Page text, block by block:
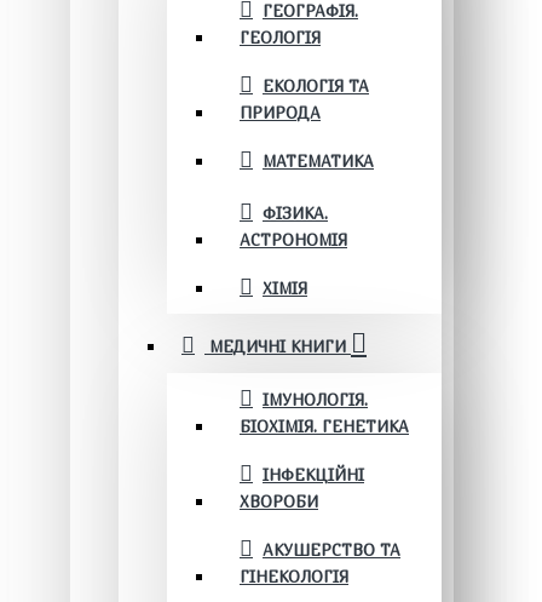
ГЕОГРАФІЯ.
ГЕОЛОГІЯ
ЕКОЛОГІЯ ТА
ПРИРОДА
МАТЕМАТИКА
ФІЗИКА.
АСТРОНОМІЯ
ХІМІЯ
МЕДИЧНІ КНИГИ
ІМУНОЛОГІЯ.
БІОХІМІЯ. ГЕНЕТИКА
ІНФЕКЦІЙНІ
ХВОРОБИ
АКУШЕРСТВО ТА
ГІНЕКОЛОГІЯ